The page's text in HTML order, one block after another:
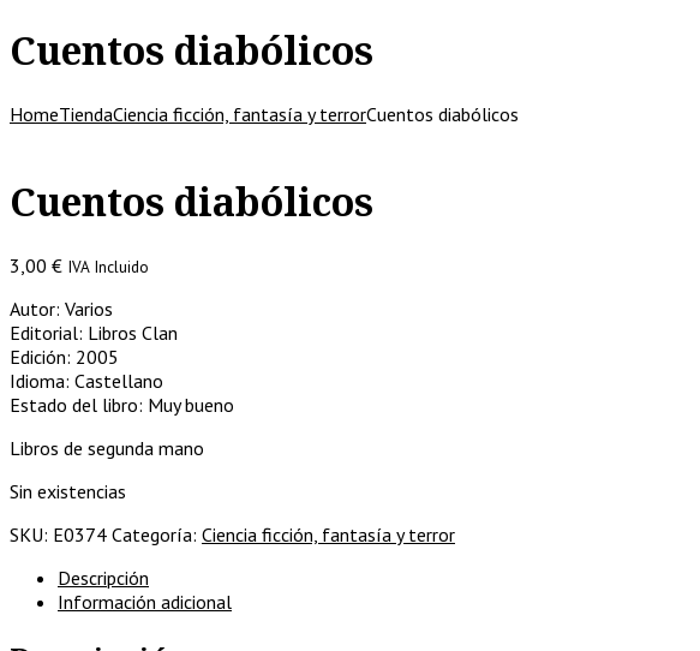
Cuentos diabólicos
HomeTiendaCiencia ficción, fantasía y terrorCuentos diabólicos
Cuentos diabólicos
3,00 € IVA Incluido
Autor: Varios
Editorial: Libros Clan
Edición: 2005
Idioma: Castellano
Estado del libro: Muy bueno
Libros de segunda mano
Sin existencias
SKU: E0374 Categoría: Ciencia ficción, fantasía y terror
Descripción
Información adicional